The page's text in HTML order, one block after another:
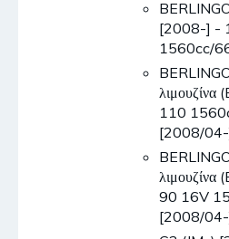
[2008-] -
1560cc/
110
[2008/
90 16V
[2008/